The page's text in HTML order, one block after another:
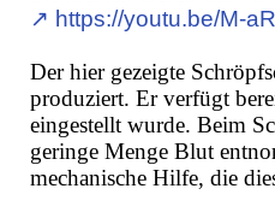
↗︎ https://youtu.be/M-
Der hier gezeigte
produziert. Er verfügt
eingestellt wurde. Beim
geringe Menge Blut
mechanische Hilfe, die